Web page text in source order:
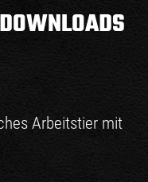
DOWNLOADS
Arbeitstier mit